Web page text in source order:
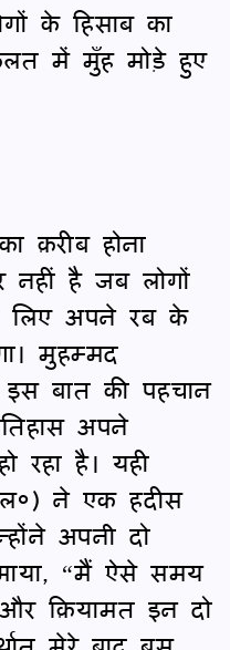
के हिसाब का
में मुँह मोड़े हुए
क़रीब होना
है जब लोगों
लिए अपने रब के
मुहम्मद
बात की पहचान
अपने
रहा है। यही
ने एक हदीस
अपनी दो
“मैं ऐसे समय
क़ियामत इन दो